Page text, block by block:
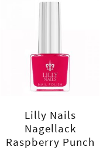
Lilly Nails
Nagellack
Raspberry Punch